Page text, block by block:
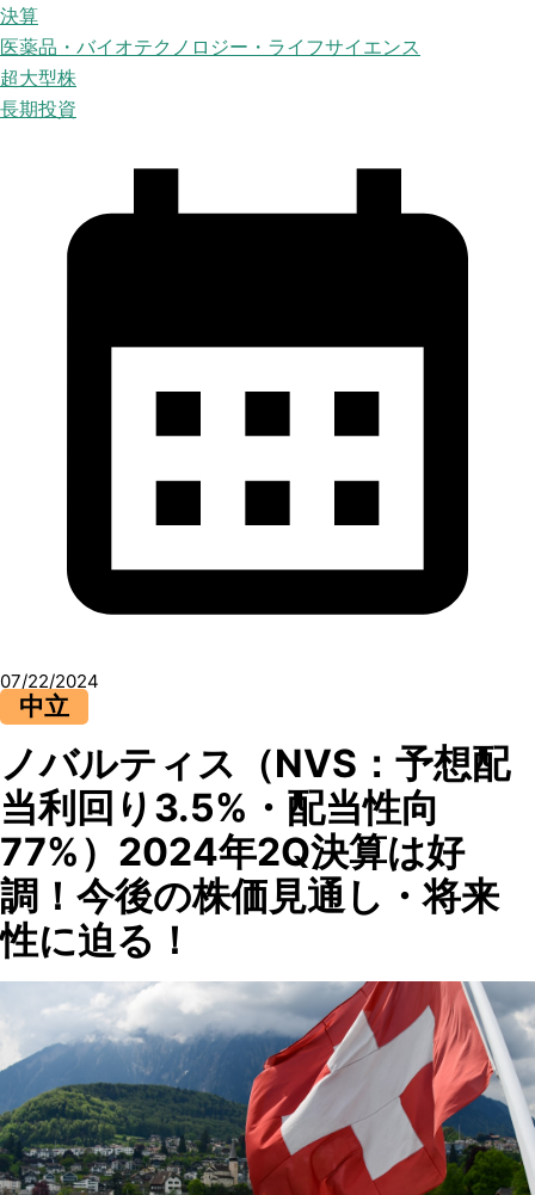
決算
医薬品・バイオテクノロジー・ライフサイエンス
超大型株
長期投資
07/22/2024
中立
ノバルティス（NVS：予想配
当利回り3.5%・配当性向
77%）2024年2Q決算は好
調！今後の株価見通し・将来
性に迫る！